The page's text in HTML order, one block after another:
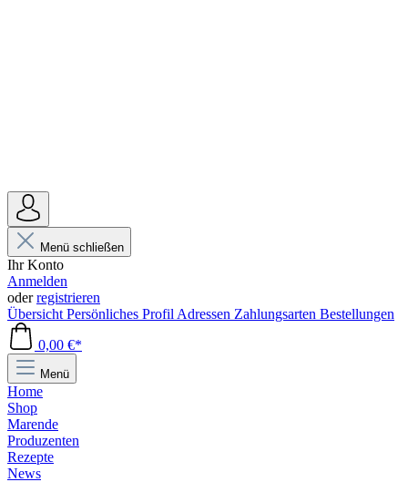
Menü schließen
Ihr Konto
Anmelden
oderregistrieren
Übersicht Persönliches Profil Adressen Zahlungsarten Bestellungen
0,00 €*
Menü
Home
Shop
Marende
Produzenten
Rezepte
News